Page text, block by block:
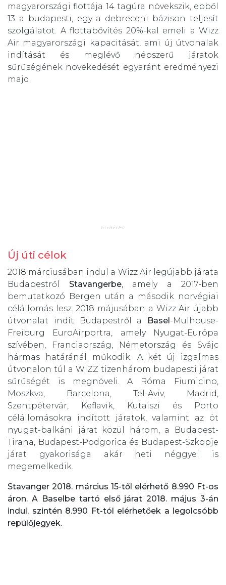
magyarországi flottája 14 tagúra növekszik, ebből
13 a budapesti, egy a debreceni bázison teljesít
szolgálatot. A flottabővítés 20%-kal emeli a Wizz
Air magyarországi kapacitását, ami új útvonalak
indítását és meglévő népszerű járatok
sűrűségének növekedését egyaránt eredményezi
majd.
Új úti célok
2018 márciusában indul a Wizz Air legújabb járata
Budapestről Stavangerbe, amely a 2017-ben
bemutatkozó Bergen után a második norvégiai
célállomás lesz. 2018 májusában a Wizz Air újabb
útvonalat indít Budapestről a
Basel -Mulhouse-
Freiburg EuroAirportra, amely Nyugat-Európa
szívében, Franciaország, Németország és Svájc
hármas határánál működik. A két új izgalmas
útvonalon túl a WIZZ tizenhárom budapesti járat
sűrűségét is megnöveli. A Róma Fiumicino,
Moszkva, Barcelona, Tel-Aviv, Madrid,
Szentpétervár, Keflavik, Kutaiszi és Porto
célállomásokra indított járatok, valamint az öt
nyugat-balkáni járat közül három, a Budapest-
Tirana, Budapest-Podgorica és Budapest-Szkopje
járat gyakorisága akár heti néggyel is
megemelkedik.
Stavanger 2018. március 15-től elérhető 8.990 Ft-os
áron. A Baselbe tartó első járat 2018. május 3-án
indul, szintén 8.990 Ft-tól elérhetőek a legolcsóbb
repülőjegyek.